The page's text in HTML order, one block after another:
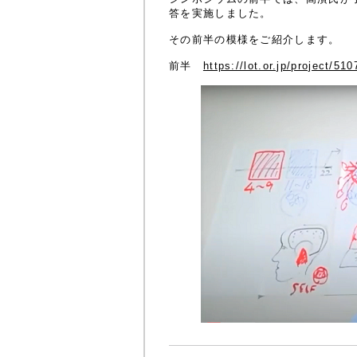
答を実施しました。
その前半の模様をご紹介します。
前半 https://lot.or.jp/project/